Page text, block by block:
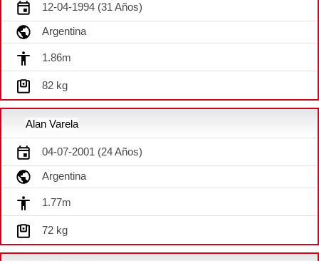
12-04-1994 (31 Años)
Argentina
1.86m
82 kg
Alan Varela
04-07-2001 (24 Años)
Argentina
1.77m
72 kg